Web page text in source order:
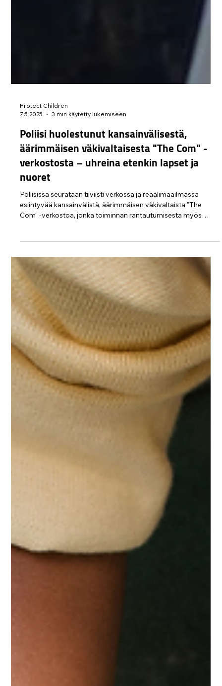
Protect Children
Poliisi huolestunut kansainvälisestä,
äärimmäisen väkivaltaisesta "The Com" -
verkostosta – uhreina etenkin lapset ja
nuoret
Poliisissa seurataan tiiviisti verkossa ja reaalimaailmassa
esiintyvää kansainvälistä, äärimmäisen väkivaltaista "The
Com" -verkostoa, jonka toiminnan rantautumisesta myös
Suomeen on viitteitä. Verkoston uhreina ovat erityisesti lapset,
nuoret ja haavoittuvassa asemassa olevat henkilöt. Poliisi
toivoo lasten ja nuorten läheisiltä tarkkaavaisuutta asian
suhteen.